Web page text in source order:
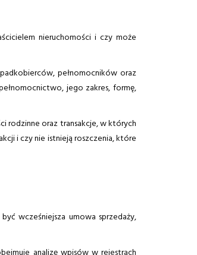
nieruchomości i czy może
pełnomocników oraz
jego zakres, formę,
rodzinne oraz transakcje, w których
i czy nie istnieją roszczenia, które
wcześniejsza umowa sprzedaży,